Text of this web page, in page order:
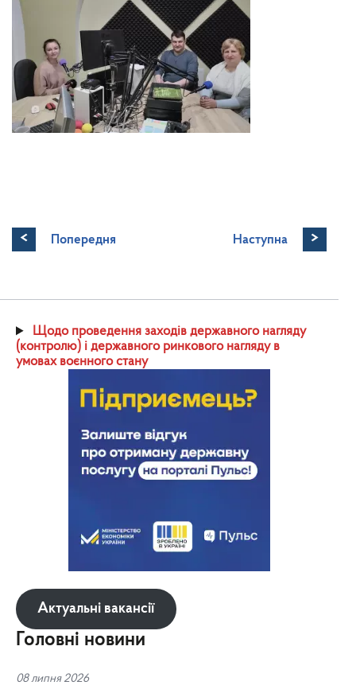
< Попередня Наступна >
Щодо проведення заходів державного нагляду
(контролю) і державного ринкового нагляду в
умовах воєнного стану
Актуальні вакансії
Головні новини
08 липня 2026